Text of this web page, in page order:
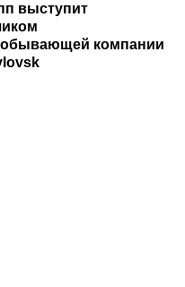
выступит
компании